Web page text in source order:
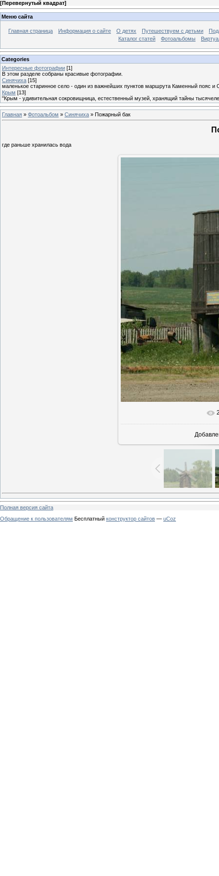
[Перевернутый квадрат]
Меню сайта
Главная страница Информация о сайте О детях Путешествуем с детьми
Каталог статей
Фотоальбомы
Categories
Интересные фотографии [1]
В этом разделе собраны красивые фотографии.
Синячиха [15]
маленькое старинное село - один из важнейших пунктов маршрута Каменный пояс
Крым [13]
"Крым - удивительная сокровищница, естественный музей, хранящий тайны
Главная » Фотоальбом » Синячиха » Пожарный бак
где раньше хранилась вода
В
Полная версия сайта
Обращение к пользователям Бесплатный конструктор сайтов — uCoz